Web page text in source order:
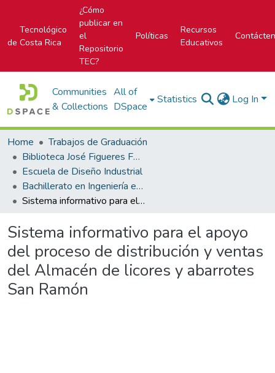
Tecnológico
de Costa Rica
¿Cómo
publicar en
el
Repositorio
TEC?
Políticas
Recursos
Educativos
Communities
& Collections
All of
DSpace
Statistics Log In
Home
Trabajos de Graduación
Biblioteca José Figueres Ferrer
Escuela de Diseño Industrial
Bachillerato en Ingeniería en Diseño Industrial
Sistema informativo para el apoyo del proceso de distribución y ventas del Almacén de licores y abarrotes San Ramón
Sistema informativo para el apoyo
del proceso de distribución y ventas
del Almacén de licores y abarrotes
San Ramón